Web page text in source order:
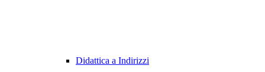
Didattica a Indirizzi